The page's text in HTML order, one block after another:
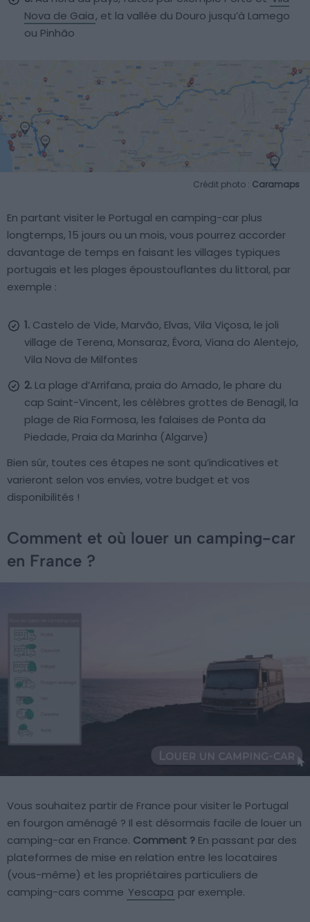
Nova de Gaia, et la vallée du Douro jusqu’à Lamego
ou Pinhão
Crédit photo : Caramaps
En partant visiter le Portugal en camping-car plus
longtemps, 15 jours ou un mois, vous pourrez accorder
davantage de temps en faisant les villages typiques
portugais et les plages époustouflantes du littoral, par
exemple :
1. Castelo de Vide, Marvão, Elvas, Vila Viçosa, le joli
village de Terena, Monsaraz, Évora, Viana do Alentejo,
Vila Nova de Milfontes
2. La plage d’Arrifana, praia do Amado, le phare du
cap Saint-Vincent, les célèbres grottes de Benagil, la
plage de Ria Formosa, les falaises de Ponta da
Piedade, Praia da Marinha (Algarve)
Bien sûr, toutes ces étapes ne sont qu’indicatives et
varieront selon vos envies, votre budget et vos
disponibilités !
Comment et où louer un camping-car
en France ?
Vous souhaitez partir de France pour visiter le Portugal
en fourgon aménagé ? Il est désormais facile de louer un
camping-car en France. Comment ? En passant par des
plateformes de mise en relation entre les locataires
(vous-même) et les propriétaires particuliers de
camping-cars comme Yescapa par exemple.